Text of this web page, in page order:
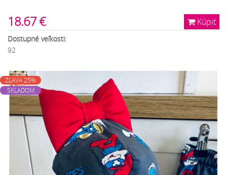
Kúpiť
18.67 €
Dostupné veľkosti:
92
ZĽAVA 25%
SKLADOM